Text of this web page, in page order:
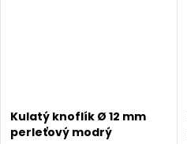
Kulatý knoflík Ø 12 mm
perleťový modrý